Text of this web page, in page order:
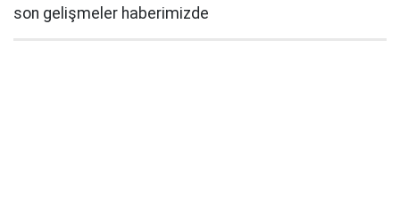
son gelişmeler haberimizde